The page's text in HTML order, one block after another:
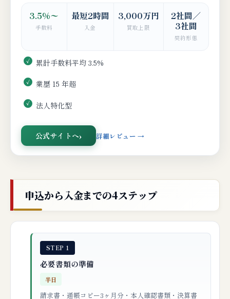
3.5%〜
手数料
最短2時間
入金
3,000万円
買取上限
2社間／
3社間
契約形態
累計手数料平均 3.5%
業歴 15 年超
法人特化型
公式サイトへ 詳細レビュー →
申込から入金までの4ステップ
STEP 1
必要書類の準備
半日
請求書・通帳コピー3ヶ月分・本人確認書類・決算書